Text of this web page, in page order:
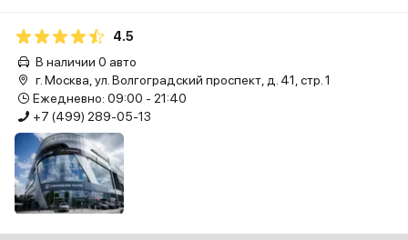
4.5
В наличии 0 авто
г. Москва, ул. Волгоградский проспект, д. 41, стр. 1
Ежедневно: 09:00 - 21:40
+7 (499) 289-05-13